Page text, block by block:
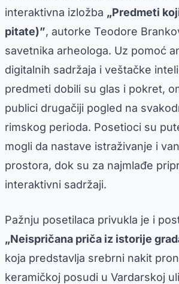
interaktivna izložba „Predmeti
pitate)”, autorke Teodore
savetnika arheologa. Uz pomoć
digitalnih sadržaja i veštačke
predmeti dobili su glas i pokret,
publici drugačiji pogled na
rimskog perioda. Posetioci su
mogli da nastave istraživanje i
prostora, dok su za najmlađe
interaktivni sadržaji.
Pažnju posetilaca privukla je i
„Neispričana priča iz istorije
koja predstavlja srebrni nakit
keramičkoj posudi u Vardarskoj